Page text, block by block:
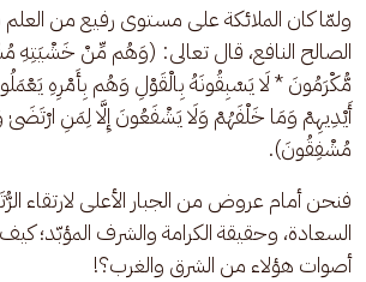
ولمّا كان الملائكة على مستوى رفيع من العلم
الصالح النافع، قال تعالى: (وَهُم مِّنْ خَشْيَتِهِ
مُّكْرَمُونَ * لَا يَسْبِقُونَهُ بِالْقَوْلِ وَهُم بِأَمْرِهِ
أَيْدِيهِمْ وَمَا خَلْفَهُمْ وَلَا يَشْفَعُونَ إِلَّا لِمَنِ
مُشْفِقُونَ).
فنحن أمام عروض من الجبار الأعلى لارتقاء
السعادة، وحقيقة الكرامة والشرف المؤبّد؛
أصوات هؤلاء من الشرق والغرب؟!